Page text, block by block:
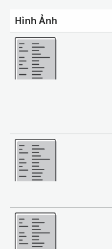
Hình Ảnh
Nhiều Hơn
Nhiều Hơn
Nhiều Hơn